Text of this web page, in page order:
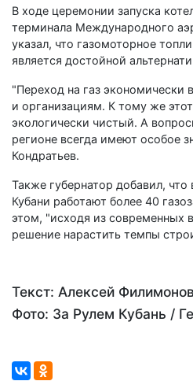
В ходе церемонии запуска
терминала Международного
указал, что газомоторное
является достойной
"Переход на газ экономически
и организациям. К тому же
экологически чистый. А
регионе всегда имеют особое
Кондратьев.
Также губернатор добавил,
Кубани работают более 40
этом, "исходя из современных
решение нарастить темпы
Текст: Алексей
Фото: За Рулем Кубань /